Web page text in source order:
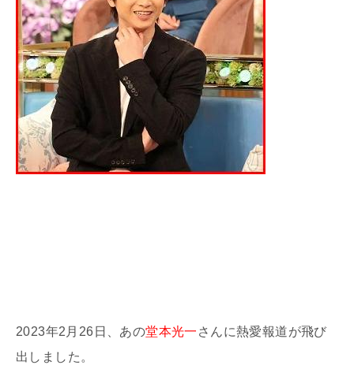
2023年2 月 26 日、あの堂本光一 さんに熱愛報道が飛び
出しました。